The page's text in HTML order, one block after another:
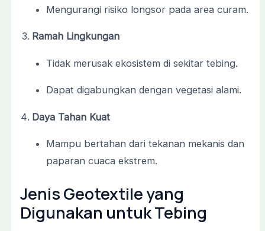
Mengurangi risiko longsor pada area curam.
Ramah Lingkungan
Tidak merusak ekosistem di sekitar tebing.
Dapat digabungkan dengan vegetasi alami.
Daya Tahan Kuat
Mampu bertahan dari tekanan mekanis dan
paparan cuaca ekstrem.
Jenis Geotextile yang
Digunakan untuk Tebing